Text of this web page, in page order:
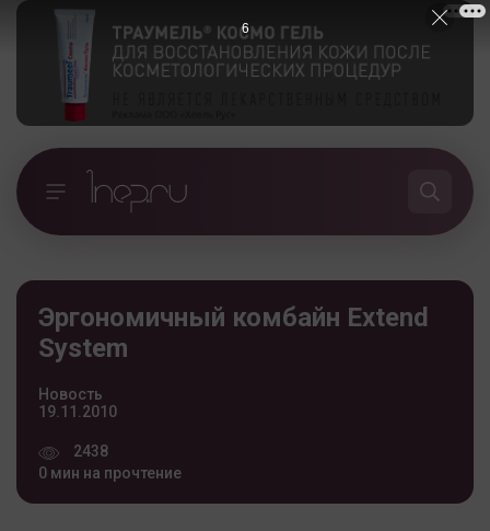
Эргономичный комбайн Extend
System
Новость
19.11.2010
2438
0 мин на прочтение
5